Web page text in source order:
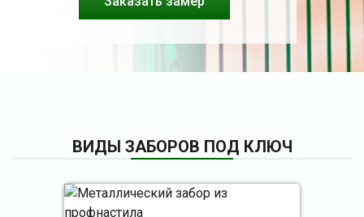
ВИДЫ ЗАБОРОВ ПОД КЛЮЧ